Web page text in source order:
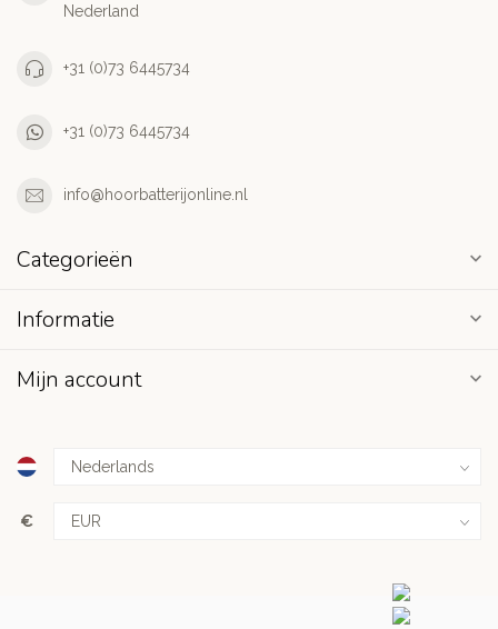
Nederland
+31 (0)73 6445734
+31 (0)73 6445734
info@hoorbatterijonline.nl
Categorieën
Informatie
Mijn account
€